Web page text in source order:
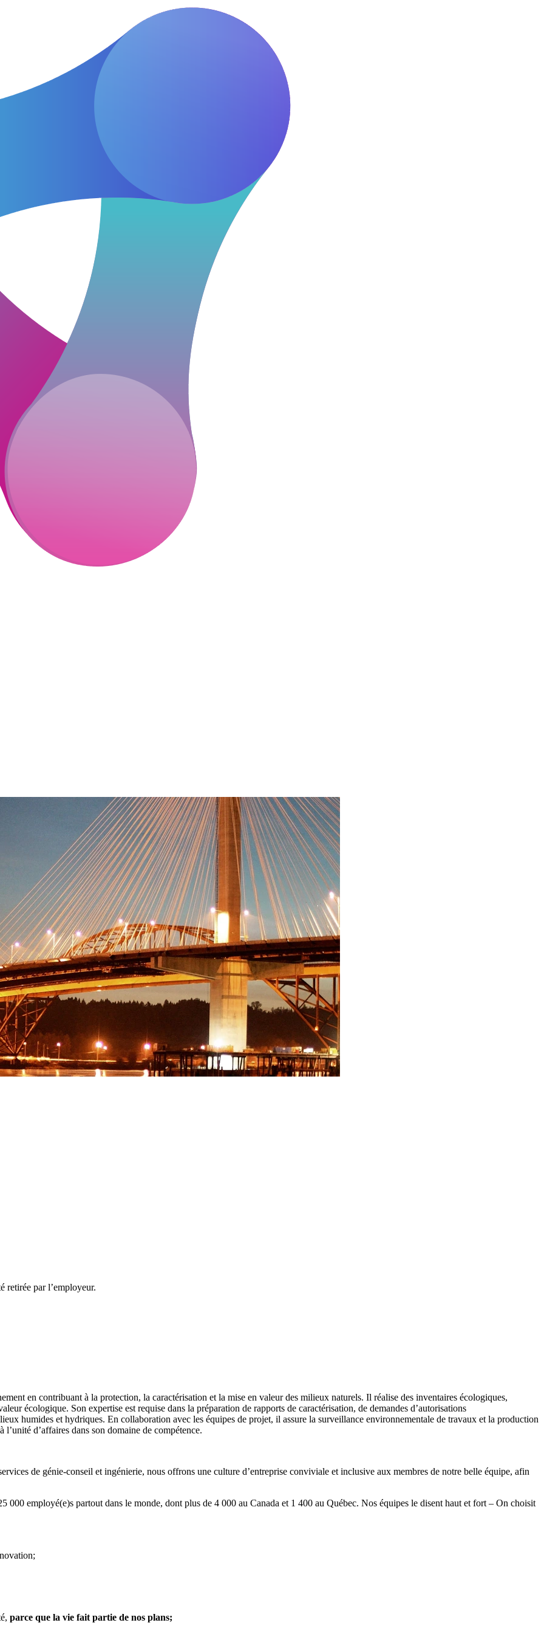
retirée par l’employeur.
en contribuant à la protection, la caractérisation et la mise en valeur des milieux naturels. Il réalise des inventaires écologiques,
écologique. Son expertise est requise dans la préparation de rapports de caractérisation, de demandes d’autorisations
humides et hydriques. En collaboration avec les équipes de projet, il assure la surveillance environnementale de travaux et la production
d’affaires dans son domaine de compétence.
de génie-conseil et ingénierie, nous offrons une culture d’entreprise conviviale et inclusive aux membres de notre belle équipe, afin
000 employé(e)s partout dans le monde, dont plus de 4 000 au Canada et 1 400 au Québec. Nos équipes le disent haut et fort – On choisit
parce que la vie fait partie de nos plans;